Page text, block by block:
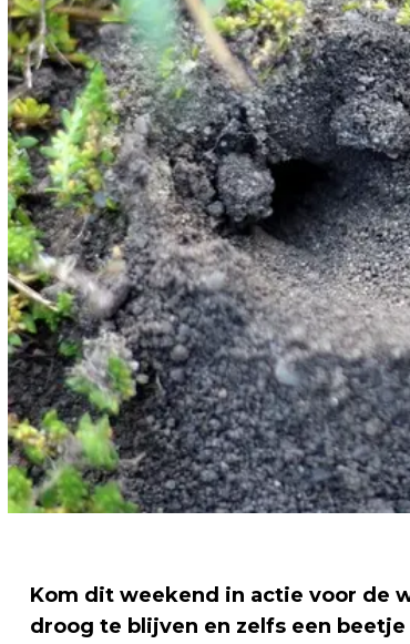
Kom dit weekend in actie voor de
droog te blijven en zelfs een